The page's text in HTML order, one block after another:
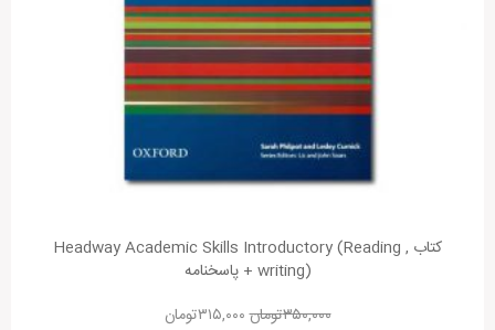
کتاب Headway Academic Skills Introductory (Reading ,
writing) + پاسخنامه
تومان۳۵۰,۰۰۰ تومان۳۱۵,۰۰۰